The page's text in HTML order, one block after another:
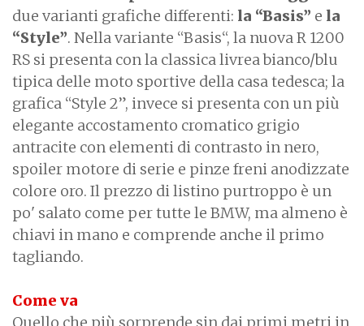
due varianti grafiche differenti: la “Basis” e la
“Style”. Nella variante “Basis“, la nuova R 1200
RS si presenta con la classica livrea bianco/blu
tipica delle moto sportive della casa tedesca; la
grafica “Style 2”, invece si presenta con un più
elegante accostamento cromatico grigio
antracite con elementi di contrasto in nero,
spoiler motore di serie e pinze freni anodizzate
colore oro. Il prezzo di listino purtroppo è un
po' salato come per tutte le BMW, ma almeno è
chiavi in mano e comprende anche il primo
tagliando.
Come va